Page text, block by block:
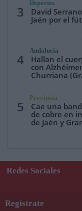
3
Deportes
David
Jaén por el
4
Andalucía
Hallan el
con
Churriana
5
Provincia
Cae una
de cobre en
de Jaén y
Redes Sociales
Regístrate